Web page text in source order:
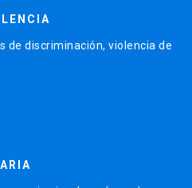
de discriminación, violencia de